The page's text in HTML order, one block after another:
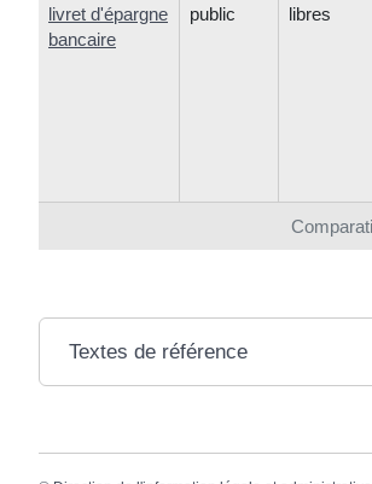
livret d'épargne
bancaire
public
libres
Textes de référence